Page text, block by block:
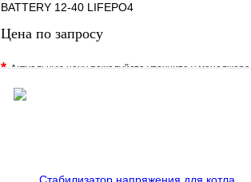
BATTERY 12-40 LIFEPO4
Цена по запросу
*Актуальную цену пожалуйста уточните у менеджера
В избранное